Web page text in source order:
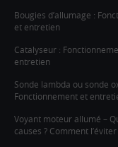
Bougies d’allumage :
et entretien
Catalyseur :
entretien
Sonde lambda ou sonde
Fonctionnement et
Voyant moteur allumé –
causes ? Comment l’éviter